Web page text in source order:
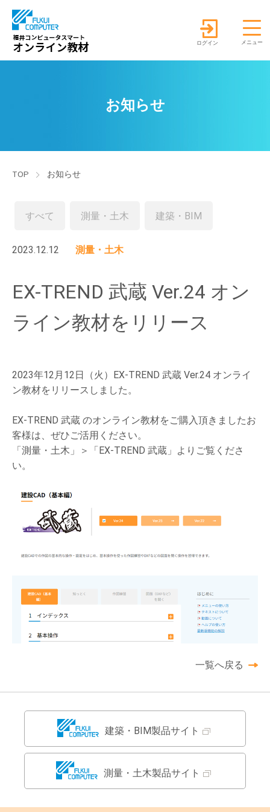
ログイン
お知らせ
TOP お知らせ
すべて 測量・土木 建築・BIM
2023.12.12 測量・土木
EX-TREND 武蔵 Ver.24 オン
ライン教材をリリース
2023年12月12日（火）EX-TREND 武蔵 Ver.24 オンライ
ン教材をリリースしました。
EX-TREND 武蔵 のオンライン教材をご購入頂きましたお
客様は、ぜひご活用ください。
「測量・土木」＞「EX-TREND 武蔵」よりご覧くださ
い。
一覧へ戻る
建築・BIM製品サイト
測量・土木製品サイト